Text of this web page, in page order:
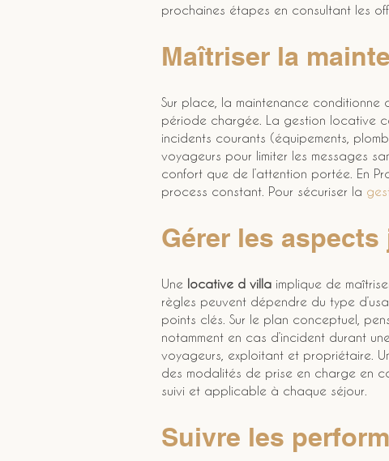
prochaines étapes en consultant les
Maîtriser la
Sur place, la maintenance conditionne
période chargée. La gestion locative
incidents courants (équipements,
voyageurs pour limiter les messages
confort que de l’attention portée. En
process constant. Pour sécuriser la
Gérer les
Une locative d villa implique de
règles peuvent dépendre du type
points clés. Sur le plan conceptuel,
notamment en cas d’incident durant
voyageurs, exploitant et propriétaire.
des modalités de prise en charge en
suivi et applicable à chaque séjour.
Suivre les